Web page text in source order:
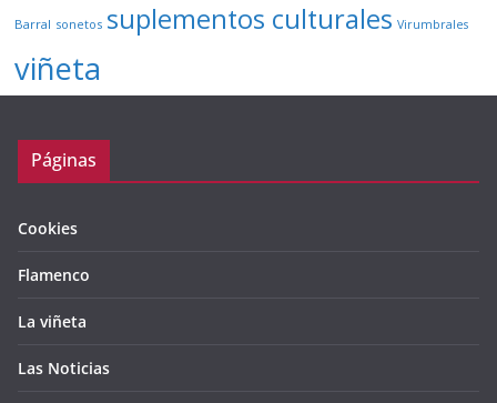
Barral sonetos suplementos culturales Virumbrales
viñeta
Páginas
Cookies
Flamenco
La viñeta
Las Noticias